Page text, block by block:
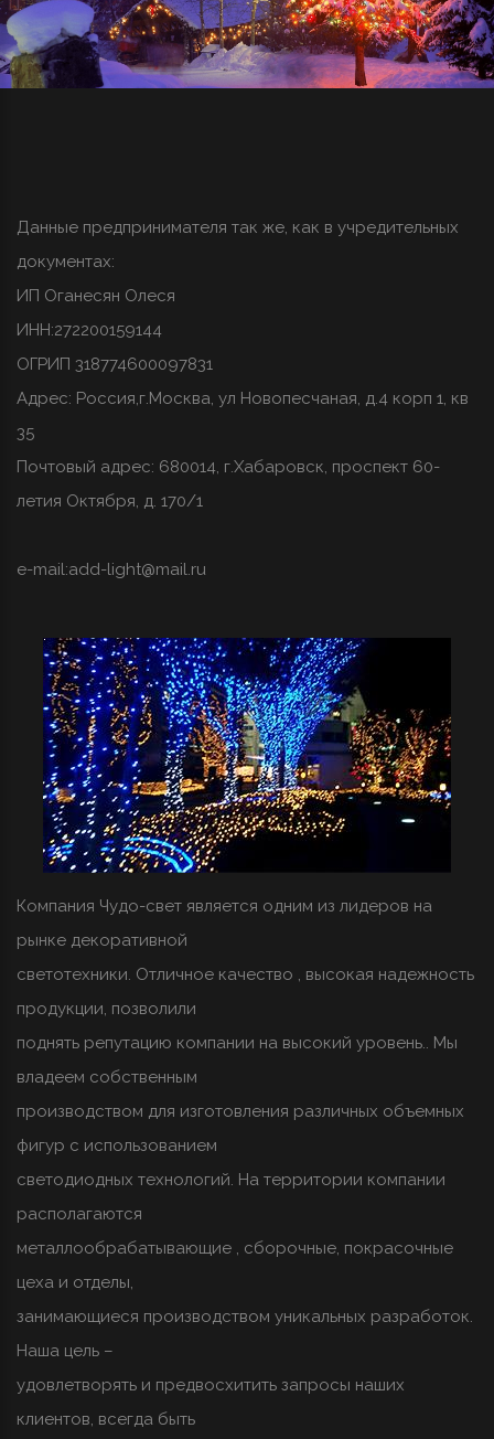
Данные предпринимателя так же, как в учредительных
документах:
ИП Оганесян Олеся
ИНН:272200159144
ОГРИП 318774600097831
Адрес: Россия,г.Москва, ул Новопесчаная, д.4 корп 1, кв
35
Почтовый адрес: 680014, г.Хабаровск, проспект 60-
летия Октября, д. 170/1
e-mail:add-light@mail.ru
Компания Чудо-свет является одним из лидеров на
рынке декоративной
светотехники. Отличное качество , высокая надежность
продукции, позволили
поднять репутацию компании на высокий уровень.. Мы
владеем собственным
производством для изготовления различных объемных
фигур с использованием
светодиодных технологий. На территории компании
располагаются
металлообрабатывающие , сборочные, покрасочные
цеха и отделы,
занимающиеся производством уникальных разработок.
Наша цель –
удовлетворять и предвосхитить запросы наших
клиентов, всегда быть